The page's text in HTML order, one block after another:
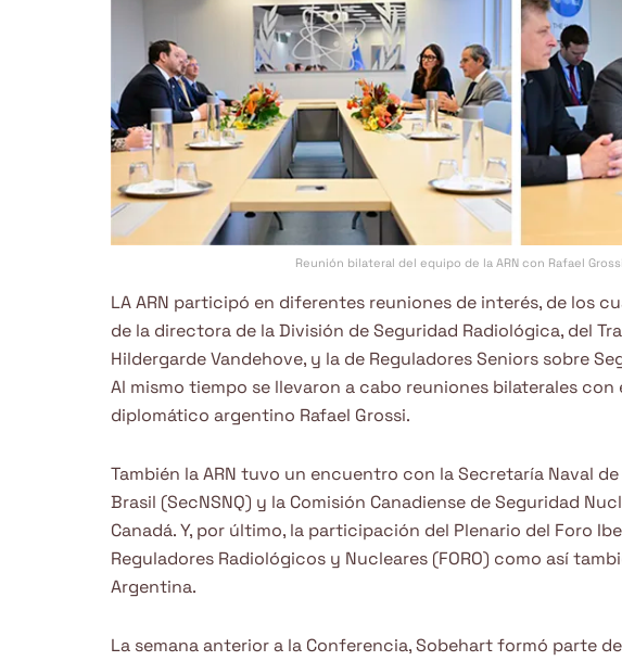
Reunión bilateral del equipo de la ARN con Rafael
LA ARN participó en diferentes reuniones de interés, de los
de la directora de la División de Seguridad Radiológica, del
Hildergarde Vandehove, y la de Reguladores Seniors sobre
Al mismo tiempo se llevaron a cabo reuniones bilaterales con
diplomático argentino Rafael Grossi.
También la ARN tuvo un encuentro con la Secretaría Naval
Brasil (SecNSNQ) y la Comisión Canadiense de Seguridad
Canadá. Y, por último, la participación del Plenario del Foro
Reguladores Radiológicos y Nucleares (FORO) como así
Argentina.
La semana anterior a la Conferencia, Sobehart formó parte